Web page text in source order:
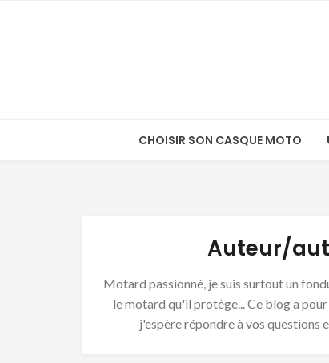
CHOISIR SON CASQUE MOTO
Auteur/
Motard passionné, je suis surtout un
le motard qu'il protège... Ce blog a
j'espère répondre à vos questions